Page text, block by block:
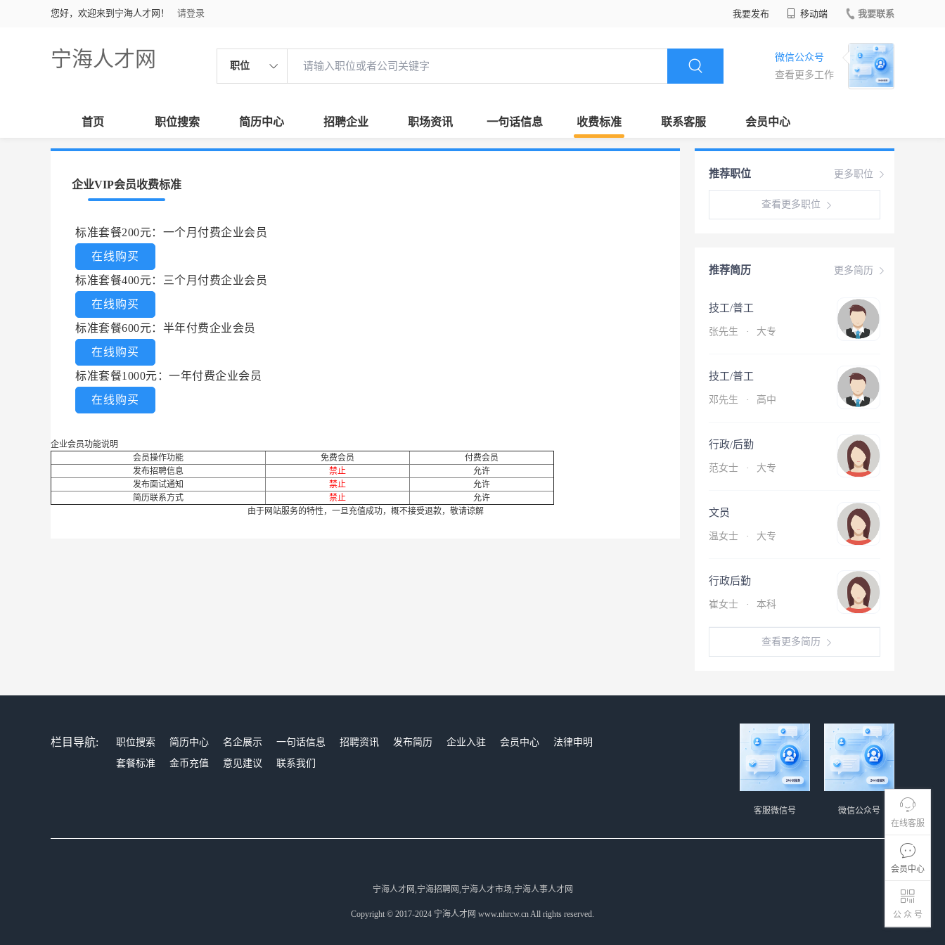
您好，欢迎来到宁海人才网！ 请登录 我要发布 移动端 我要联系
宁海人才网 职位
微信公众号
查看更多工作
首页 职位搜索 简历中心 招聘企业 职场资讯 一句话信息 收费标准 联系客服 会员中心
在线客服
会员中心
公 众 号
企业VIP会员收费标准
标准套餐200元：一个月付费企业会员
在线购买
标准套餐400元：三个月付费企业会员
在线购买
标准套餐600元：半年付费企业会员
在线购买
标准套餐1000元：一年付费企业会员
在线购买
企业会员功能说明
会员操作功能
免费会员
付费会员
发布招聘信息
禁止
允许
发布面试通知
禁止
允许
简历联系方式
禁止
允许
由于网站服务的特性，一旦充值成功，概不接受退款，敬请谅解
更多职位
推荐职位
查看更多职位
更多简历
推荐简历
技工/普工
张先生 · 大专
技工/普工
邓先生 · 高中
行政/后勤
范女士 · 大专
文员
温女士 · 大专
行政后勤
崔女士 · 本科
查看更多简历
栏目导航: 职位搜索 简历中心 名企展示 一句话信息 招聘资讯 发布简历 企业入驻 会员中心
法律申明
套餐标准
金币充值 意见建议 联系我们
微信公众号
客服微信号
宁海人才网,宁海招聘网,宁海人才市场,宁海人事人才网
Copyright © 2017-2024 宁海人才网 www.nhrcw.cn All rights reserved.